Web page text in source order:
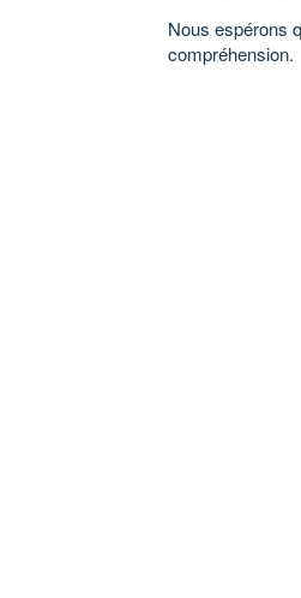
Nous espérons
compréhension.